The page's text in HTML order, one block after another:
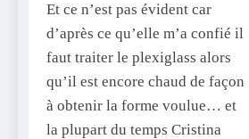
Et ce n’est pas évident car
d’après ce qu’elle m’a confié il
faut traiter le plexiglass alors
qu’il est encore chaud de façon
à obtenir la forme voulue… et
la plupart du temps Cristina